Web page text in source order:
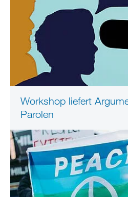
Workshop liefert
Parolen